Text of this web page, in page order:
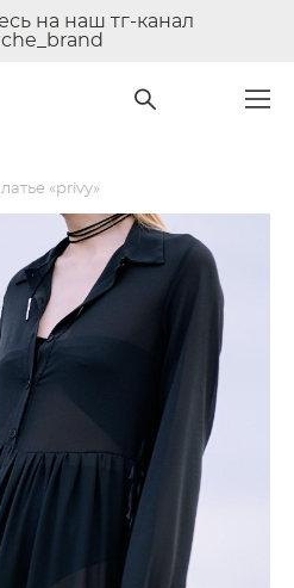
на наш тг-канал
«privy»